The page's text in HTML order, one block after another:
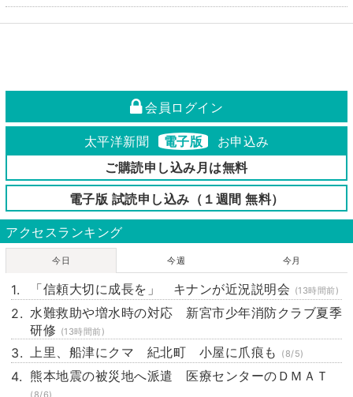
会員ログイン
太平洋新聞 電子版
お申込み
ご購読申し込み月は無料
電子版 試読申し込み（１週間 無料）
アクセスランキング
今日 今週 今月
「信頼大切に成長を」 キナンが近況説明会 (13時間前)
水難救助や増水時の対応 新宮市少年消防クラブ夏季
研修 (13時間前)
上里、船津にクマ 紀北町 小屋に爪痕も (8/5)
熊本地震の被災地へ派遣 医療センターのＤＭＡＴ
(8/6)